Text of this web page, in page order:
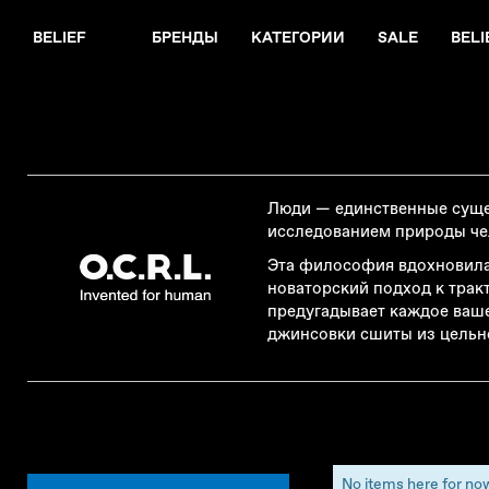
BELIEF БРЕНДЫ КАТЕГОРИИ SALE
Люди — единственные
исследованием природы
Эта философия
новаторский подход к
предугадывает каждое
джинсовки сшиты из
No items here for